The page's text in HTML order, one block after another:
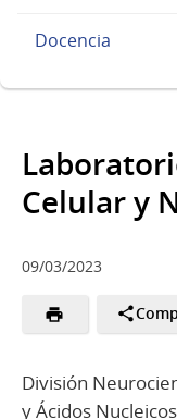
Docencia
Celular y
09/03/2023
División
y Ácidos